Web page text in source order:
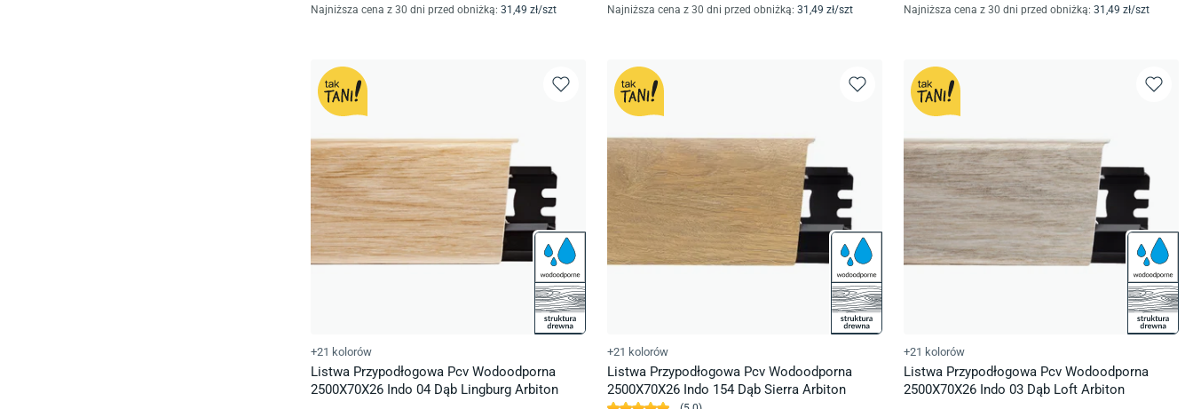
Najniższa cena z 30 dni przed obniżką: 31 ,49 zł/szt Najniższa cena z 30 dni przed obniżką: 31 ,49 zł/szt Najniższa cena z 30 dni przed obniżką: 31 ,49 zł/szt
+21 kolorów
Listwa Przypodłogowa Pcv Wodoodporna
2500X70X26 Indo 04 Dąb Lingburg Arbiton
+21 kolorów
Listwa Przypodłogowa Pcv Wodoodporna
2500X70X26 Indo 154 Dąb Sierra Arbiton
+21 kolorów
Listwa Przypodłogowa Pcv Wodoodporna
2500X70X26 Indo 03 Dąb Loft Arbiton